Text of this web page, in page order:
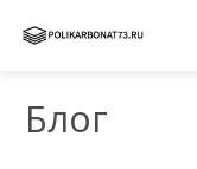
Блог